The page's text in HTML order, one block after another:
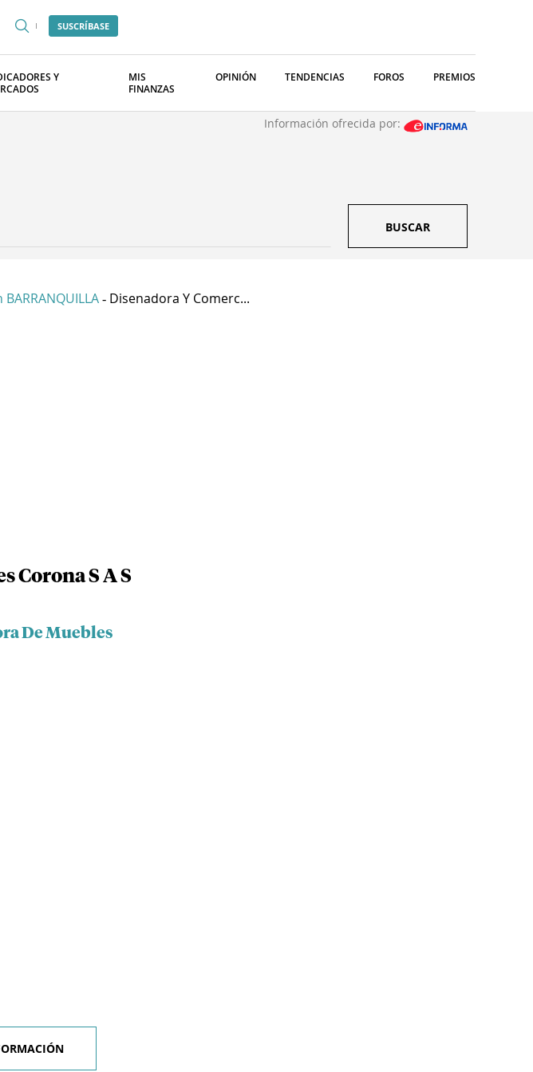
SUSCRÍBASE
Y
MIS
FINANZAS
OPINIÓN TENDENCIAS FOROS PREMIOS
Información ofrecida por:
BUSCAR
- Disenadora Y Comerc...
Corona S A S
De Muebles